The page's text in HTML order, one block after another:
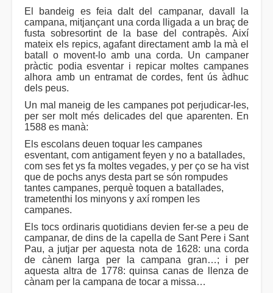
El bandeig es feia dalt del campanar, davall la
campana, mitjançant una corda lligada a un braç de
fusta sobresortint de la base del contrapès. Així
mateix els repics, agafant directament amb la mà el
batall o movent-lo amb una corda. Un campaner
pràctic podia esventar i repicar moltes campanes
alhora amb un entramat de cordes, fent ús àdhuc
dels peus.
Un mal maneig de les campanes pot perjudicar-les,
per ser molt més delicades del que aparenten. En
1588 es manà:
Els escolans deuen toquar les campanes
esventant, com antigament feyen y no a batallades,
com ses fet ys fa moltes vegades, y per ço se ha vist
que de pochs anys desta part se són rompudes
tantes campanes, perquè toquen a batallades,
trametenthi los minyons y axí rompen les
campanes.
Els tocs ordinaris quotidians devien fer-se a peu de
campanar, de dins de la capella de Sant Pere i Sant
Pau, a jutjar per aquesta nota de 1628: una corda
de cànem larga per la campana gran…; i per
aquesta altra de 1778: quinsa canas de llenza de
cànam per la campana de tocar a missa…